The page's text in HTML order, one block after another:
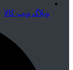
وبلاگ ویپ کالا